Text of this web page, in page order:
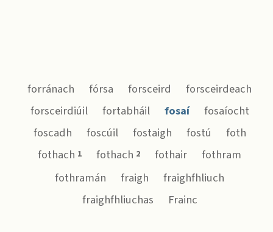
forránach fórsa forsceird
forsceirdeach
forsceirdiúil
fortabháil fosaí
fosaíocht
foscadh
foscúil fostaigh fostú
foth
fothach 1 fothach 2 fothair
fothram
fothramán
fraigh
fraighfhliuch
fraighfhliuchas
Frainc